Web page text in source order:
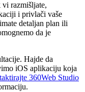
razmišljate,
i privlači vaše
detaljan plan ili
da je
Hajde da
iOS aplikaciju koja
360Web Studio